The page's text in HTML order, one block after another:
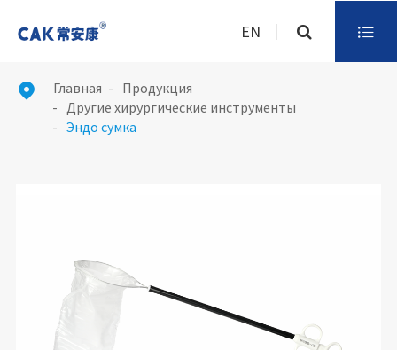
EN 
 Главная
Продукция
Другие хирургические инструменты
Эндо сумка